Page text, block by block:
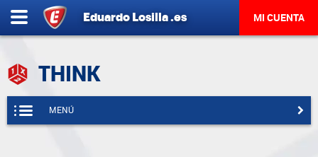
Eduardo Losilla.es MI CUENTA
THINK
MENÚ